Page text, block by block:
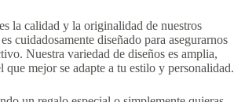
la calidad y la originalidad de nuestros
cuidadosamente diseñado para asegurarnos
Nuestra variedad de diseños es amplia,
que mejor se adapte a tu estilo y personalidad.